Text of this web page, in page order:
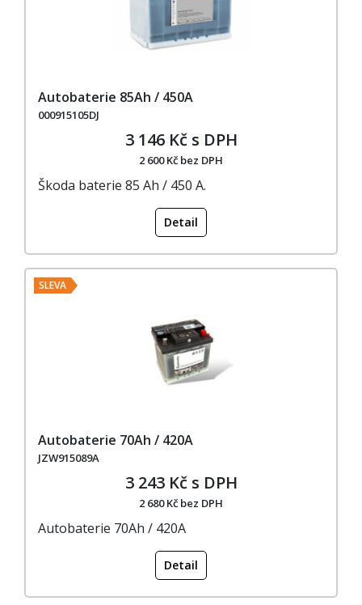
Autobaterie 85Ah / 450A
000915105DJ
3 146 Kč s DPH
2 600 Kč bez DPH
Škoda baterie 85 Ah / 450 A.
Detail
SLEVA
Autobaterie 70Ah / 420A
JZW915089A
3 243 Kč s DPH
2 680 Kč bez DPH
Autobaterie 70Ah / 420A
Detail